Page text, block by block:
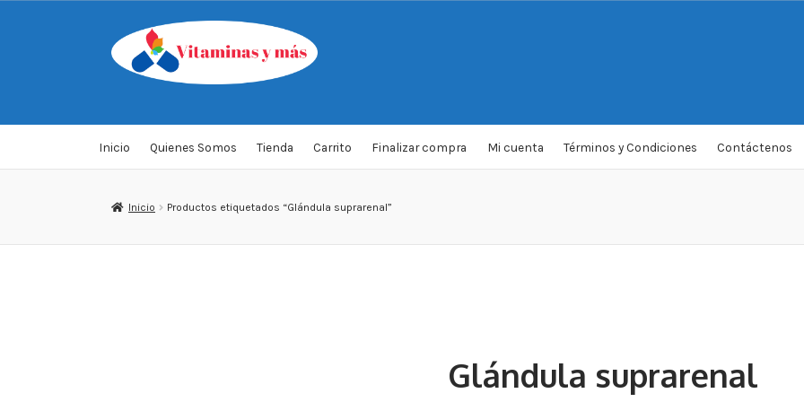
Saltar
a
navegación
al
contenido
Inicio Quienes Somos Tienda Carrito Finalizar compra Mi cuenta Términos y Condiciones Contáctenos
Inicio Productos etiquetados “Glándula suprarenal”
Glándula suprarenal